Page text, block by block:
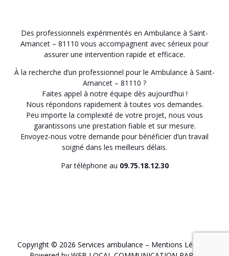
Des professionnels expérimentés en Ambulance à Saint-
Amancet – 81110 vous accompagnent avec sérieux pour
assurer une intervention rapide et efficace.
À la recherche d’un professionnel pour le Ambulance à Saint-
Amancet – 81110 ?
Faites appel à notre équipe dès aujourd’hui !
Nous répondons rapidement à toutes vos demandes.
Peu importe la complexité de votre projet, nous vous
garantissons une prestation fiable et sur mesure.
Envoyez-nous votre demande pour bénéficier d’un travail
soigné dans les meilleurs délais.
Par téléphone au 09.75.18.12.30
Copyright © 2026 Services ambulance – Mentions Légales